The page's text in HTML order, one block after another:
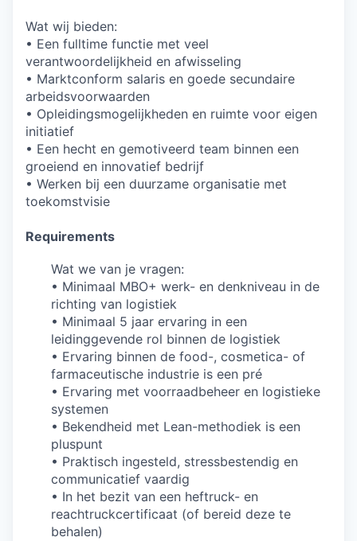
Wat wij bieden:
• Een fulltime functie met veel
verantwoordelijkheid en afwisseling
• Marktconform salaris en goede secundaire
arbeidsvoorwaarden
• Opleidingsmogelijkheden en ruimte voor eigen
initiatief
• Een hecht en gemotiveerd team binnen een
groeiend en innovatief bedrijf
• Werken bij een duurzame organisatie met
toekomstvisie
Requirements
Wat we van je vragen:
• Minimaal MBO+ werk- en denkniveau in de
richting van logistiek
• Minimaal 5 jaar ervaring in een
leidinggevende rol binnen de logistiek
• Ervaring binnen de food-, cosmetica- of
farmaceutische industrie is een pré
• Ervaring met voorraadbeheer en logistieke
systemen
• Bekendheid met Lean-methodiek is een
pluspunt
• Praktisch ingesteld, stressbestendig en
communicatief vaardig
• In het bezit van een heftruck- en
reachtruckcertificaat (of bereid deze te
behalen)